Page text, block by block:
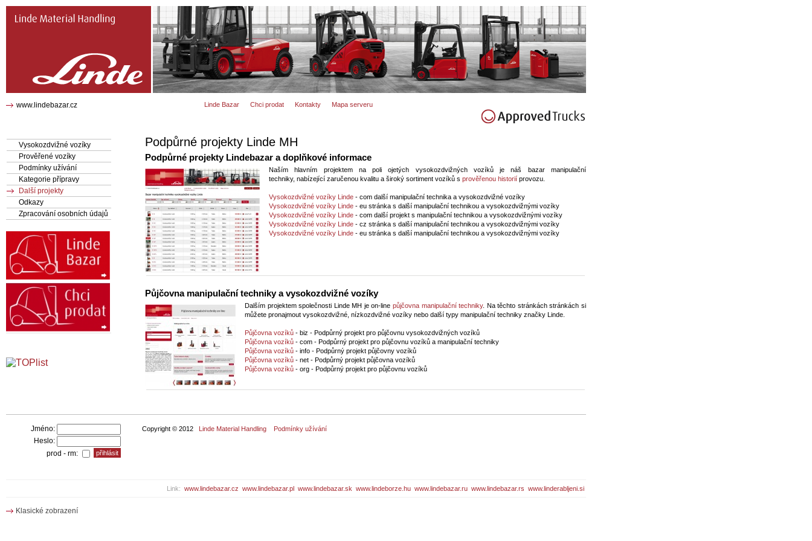
Podpůrné projekty Linde MH
Podpůrné projekty Lindebazar a doplňkové informace
Naším hlavním projektem na poli ojetých vysokozdvižných vozíků je náš bazar manipulační
techniky, nabízející zaručenou kvalitu a široký sortiment vozíků s prověřenou historií provozu.
Vysokozdvižné vozíky Linde - com další manipulační technika a vysokozdvižné vozíky
Vysokozdvižné vozíky Linde - eu stránka s další manipulační technikou a vysokozdvižnými vozíky
Vysokozdvižné vozíky Linde - com další projekt s manipulační technikou a vysokozdvižnými vozíky
Vysokozdvižné vozíky Linde - cz stránka s další manipulační technikou a vysokozdvižnými vozíky
Vysokozdvižné vozíky Linde - eu stránka s další manipulační technikou a vysokozdvižnými vozíky
Půjčovna manipulační techniky a vysokozdvižné vozíky
Dalším projektem společnosti Linde MH je on-line půjčovna manipulační techniky. Na těchto stránkách stránkách si
můžete pronajmout vysokozdvižné, nízkozdvižné vozíky nebo další typy manipulační techniky značky Linde.
Půjčovna vozíků - biz - Podpůrný projekt pro půjčovnu vysokozdvižných vozíků
Půjčovna vozíků - com - Podpůrný projekt pro půjčovnu vozíků a manipulační techniky
Půjčovna vozíků - info - Podpůrný projekt půjčovny vozíků
Půjčovna vozíků - net - Podpůrný projekt půjčovna vozíků
Půjčovna vozíků - org - Podpůrný projekt pro půjčovnu vozíků
Vysokozdvižné vozíky
Prověřené vozíky
Podmínky užívání
Kategorie přípravy
Další projekty
Odkazy
Zpracování osobních údajů
Linde Bazar Chci prodat Kontakty Mapa serveru
www.lindebazar.cz
Jméno:
Heslo:
prod - rm:
Copyright © 2012 Linde Material Handling Podmínky užívání
Link: www.lindebazar.cz www.lindebazar.pl www.lindebazar.sk www.lindeborze.hu www.lindebazar.ru www.lindebazar.rs www.linderabljeni.si